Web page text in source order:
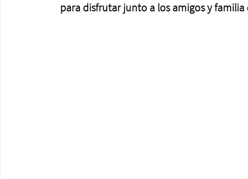
para disfrutar junto a los amigos y